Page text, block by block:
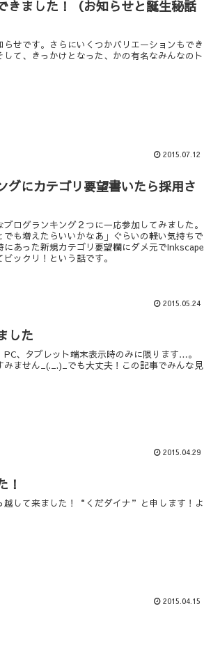
きました！（お知らせと誕生秘話
せです。さらにいくつかバリエーションもでき
て、きっかけとなった、かの有名なみんなのト
2015.07.12
グにカテゴリ要望書いたら採用さ
ログランキング２つに一応参加してみました。
でも増えたらいいかなあ」ぐらいの軽い気持ちで
あった新規カテゴリ要望欄にダメ元でInkscape
ックリ！という話です。
2015.05.24
した
、タブレット端末表示時のみに限ります…。
みません_(._.)_でも大丈夫！この記事でみんな見
2015.04.29
！
越して来ました！“くだダイナ”と申します！よ
2015.04.15